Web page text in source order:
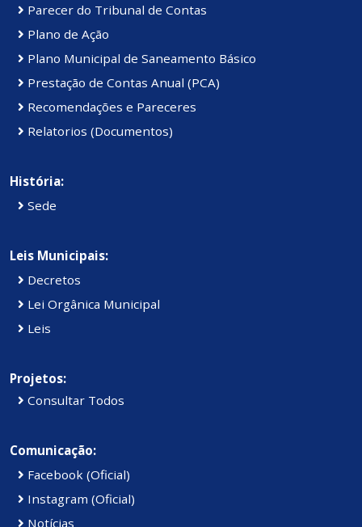
Parecer do Tribunal de Contas
Plano de Ação
Plano Municipal de Saneamento Básico
Prestação de Contas Anual (PCA)
Recomendações e Pareceres
Relatorios (Documentos)
História:
Sede
Leis Municipais:
Decretos
Lei Orgânica Municipal
Leis
Projetos:
Consultar Todos
Comunicação:
Facebook (Oficial)
Instagram (Oficial)
Notícias